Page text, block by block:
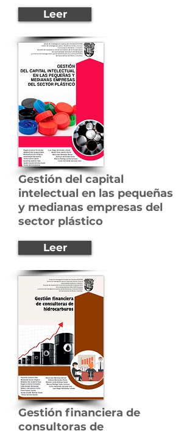
Leer
Gestión del capital
intelectual en las pequeñas
y medianas empresas del
sector plástico
Leer
Gestión financiera de
consultoras de